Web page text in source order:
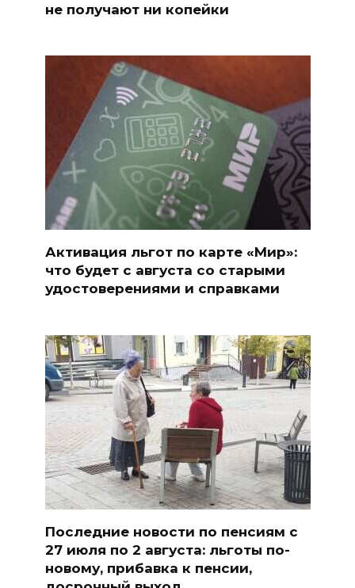
не получают ни копейки
Активация льгот по карте «Мир»:
что будет с августа со старыми
удостоверениями и справками
Последние новости по пенсиям с
27 июля по 2 августа: льготы по-
новому, прибавка к пенсии,